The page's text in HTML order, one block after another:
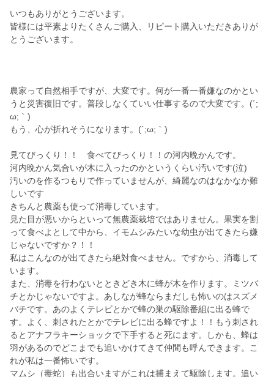
いつもありがとうございます。
皆様には平素よりたくさんご購入、リピート購入いただきありが
とうございます。
農家って自然相手ですが、大変です。何が一番一番嫌なのかとい
うと災害復旧です。普段しなくていい仕事するので大変です。(´;
ω;｀)
もう、心が折れそうになります。(´;ω;｀)
見てびっくり！！ 食べてびっくり！！の河内晩かんです。
河内晩かん気合いが木に入ったのかというくらい汚いです(泣)
汚いのを作るつもりで作っていませんが、綺麗なのはなかなか難
しいです
きちんと農薬も使って消毒しています。
見た目が悪いからといって無農薬栽培ではありません。果実を割
って食べよとして中から、イモムシみたいな幼虫が出てきたら嫌
じゃないですか？！！
私はこんなのが出てきたら絶対食べません。ですから、消毒して
います。
また、消毒を行わないとときどき木に蜂が木を作ります。ミツバ
チとかじゃないですよ。あしなが蜂ならまだしも怖いのはスズメ
バチです。あのよくテレビとかで蜂の巣の駆除番組に出る蜂で
す。よく、刺されたとかでテレビに出る蜂ですよ！！もう刺され
るとアナフラキーショックで下手すると死にます。しかも、蜂は
羽があるのでどこまでも追いかけてきて仲間も呼んできます。こ
れが私は一番怖いです。
マムシ（毒蛇）も出合いますがこれは捕まえて駆除します。追い